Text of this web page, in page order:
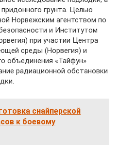
грунта. Целью
Норвежским агентством по
и Институтом
при участии Центра
среды (Норвегия) и
объединения «Тайфун»
радиационной обстановки
снайперской
к боевому